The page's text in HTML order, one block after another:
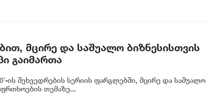
მცირე და საშუალო ბიზნესისთვის
გაიმართა
ის შეხვედრების სერიის ფარგლებში, მცირე და საშუალო
თემაზე...